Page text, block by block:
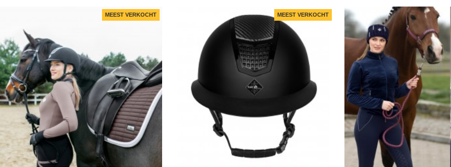
MEEST VERKOCHT MEEST VERKOCHT